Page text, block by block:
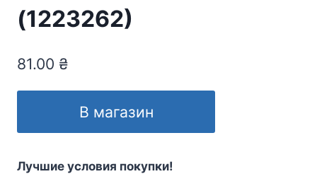
(1223262)
81.00 ₴
В магазин
Лучшие условия покупки!